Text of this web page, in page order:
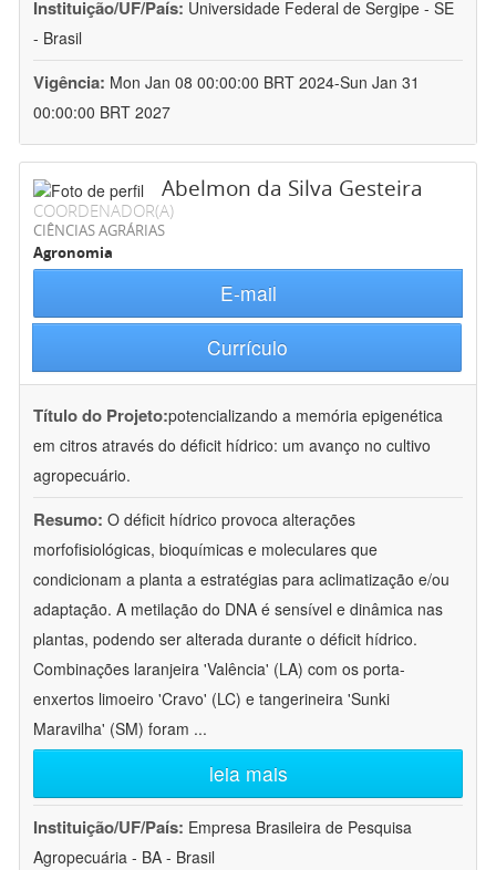
Instituição/UF/País: Universidade Federal de Sergipe - SE
- Brasil
Vigência: Mon Jan 08 00:00:00 BRT 2024-Sun Jan 31
00:00:00 BRT 2027
Abelmon da Silva Gesteira
COORDENADOR(A)
CIÊNCIAS AGRÁRIAS
Agronomia
E-mail
Currículo
Título do Projeto:potencializando a memória epigenética
em citros através do déficit hídrico: um avanço no cultivo
agropecuário.
Resumo: O déficit hídrico provoca alterações
morfofisiológicas, bioquímicas e moleculares que
condicionam a planta a estratégias para aclimatização e/ou
adaptação. A metilação do DNA é sensível e dinâmica nas
plantas, podendo ser alterada durante o déficit hídrico.
Combinações laranjeira 'Valência' (LA) com os porta-
enxertos limoeiro 'Cravo' (LC) e tangerineira 'Sunki
Maravilha' (SM) foram ...
leia mais
Instituição/UF/País: Empresa Brasileira de Pesquisa
Agropecuária - BA - Brasil